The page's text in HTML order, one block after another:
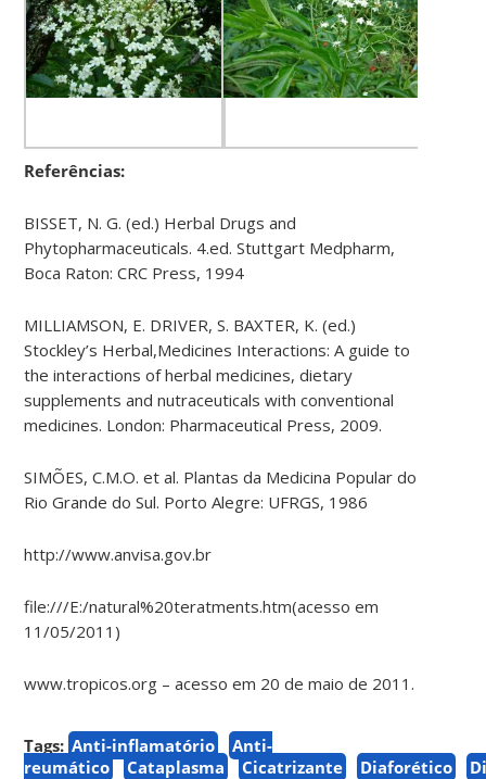
Referências:
BISSET, N. G. (ed.) Herbal Drugs and
Phytopharmaceuticals. 4.ed. Stuttgart Medpharm,
Boca Raton: CRC Press, 1994
MILLIAMSON, E. DRIVER, S. BAXTER, K. (ed.)
Stockley’s Herbal,Medicines Interactions: A guide to
the interactions of herbal medicines, dietary
supplements and nutraceuticals with conventional
medicines. London: Pharmaceutical Press, 2009.
SIMÕES, C.M.O. et al. Plantas da Medicina Popular do
Rio Grande do Sul. Porto Alegre: UFRGS, 1986
http://www.anvisa.gov.br
file:///E:/natural%20teratments.htm(acesso em
11/05/2011)
www.tropicos.org – acesso em 20 de maio de 2011.
Tags: Anti-inflamatório
Anti-
reumático
Cataplasma Cicatrizante Diaforético